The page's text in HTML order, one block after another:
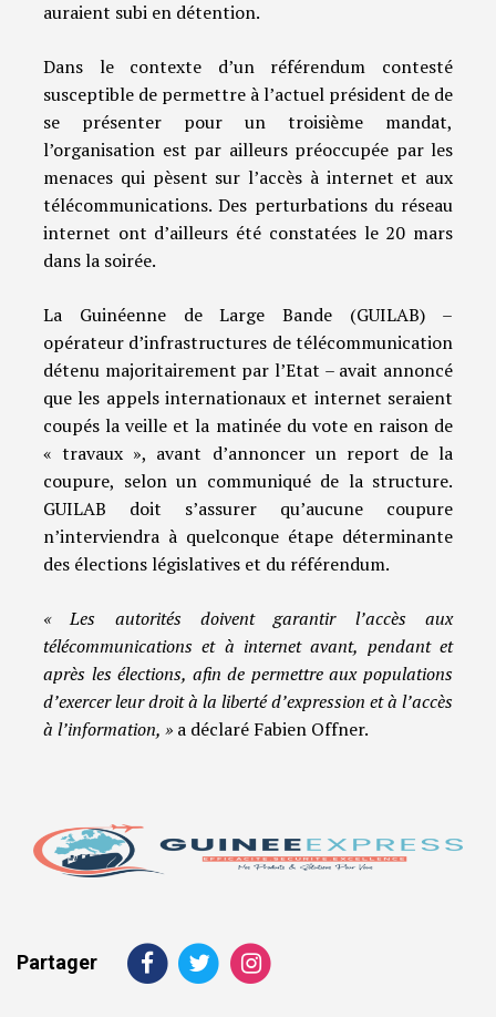
auraient subi en détention.
Dans le contexte d’un référendum contesté
susceptible de permettre à l’actuel président de de
se présenter pour un troisième mandat,
l’organisation est par ailleurs préoccupée par les
menaces qui pèsent sur l’accès à internet et aux
télécommunications. Des perturbations du réseau
internet ont d’ailleurs été constatées le 20 mars
dans la soirée.
La Guinéenne de Large Bande (GUILAB) –
opérateur d’infrastructures de télécommunication
détenu majoritairement par l’Etat – avait annoncé
que les appels internationaux et internet seraient
coupés la veille et la matinée du vote en raison de
« travaux », avant d’annoncer un report de la
coupure, selon un communiqué de la structure.
GUILAB doit s’assurer qu’aucune coupure
n’interviendra à quelconque étape déterminante
des élections législatives et du référendum.
« Les autorités doivent garantir l’accès aux
télécommunications et à internet avant, pendant et
après les élections, afin de permettre aux populations
d’exercer leur droit à la liberté d’expression et à l’accès
à l’information, » a déclaré Fabien Offner.
Partager